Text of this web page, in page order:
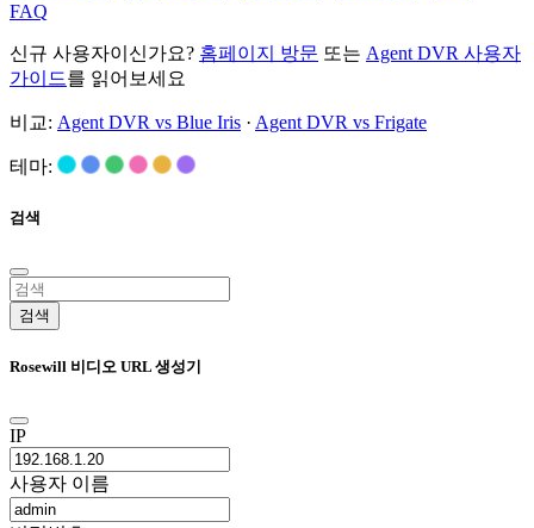
FAQ
신규 사용자이신가요? 홈페이지 방문 또는 Agent DVR 사용자
가이드를 읽어보세요
비교: Agent DVR vs Blue Iris · Agent DVR vs Frigate
테마:
검색
검색
Rosewill 비디오 URL 생성기
IP
사용자 이름